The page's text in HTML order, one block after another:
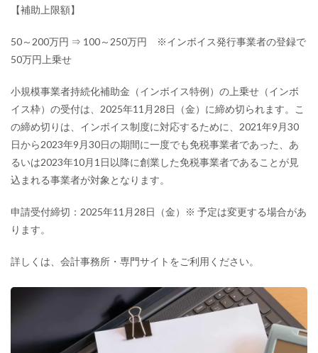
【補助上限額】
50～200万円 ⇒ 100～250万円 ※インボイス発行事業者の登録で
50万円上乗せ
小規模事業者持続化補助金（インボイス特例）の上乗せ（インボ
イス枠）の受付は、2025年11月28日（金）に締め切られます。こ
の締め切りは、インボイス制度に対応するために、2021年9月30
日から2023年9月30日の期間に一度でも免税事業者であった、あ
るいは2023年10月1日以降に創業した免税事業者であることが見
込まれる事業者が対象となります。
申請受付締切：2025年11月28日（金）※ 予定は変更する場合があ
ります。
詳しくは、会計事務所・専門サイトをご利用ください。